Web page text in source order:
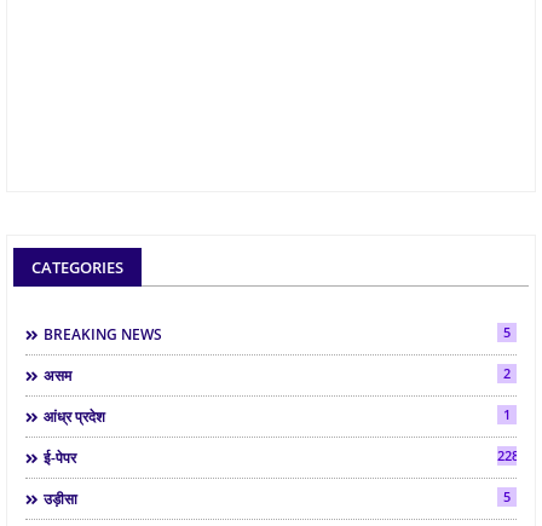
CATEGORIES
BREAKING NEWS 5
असम 2
आंध्र प्रदेश 1
ई-पेपर 2286
उड़ीसा 5